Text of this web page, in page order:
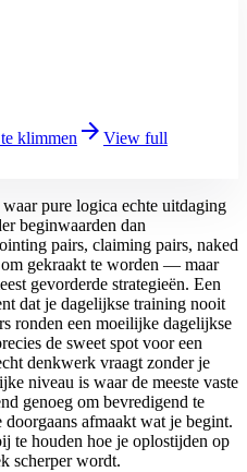
klimmen arrow_forward View full
pure logica echte uitdaging
beginwaarden dan
pairs, claiming pairs, naked
gekraakt te worden — maar
gevorderde strategieën. Een
dat je dagelijkse training nooit
ronden een moeilijke dagelijkse
de sweet spot voor een
denkwerk vraagt zonder je
niveau is waar de meeste vaste
genoeg om bevredigend te
afmaakt wat je begint.
te houden hoe je oplostijden op
scherper wordt.